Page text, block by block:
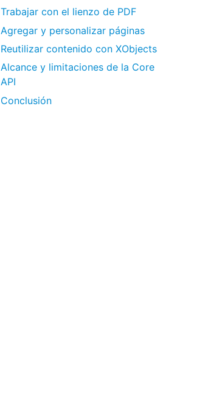
Trabajar con el lienzo de PDF
Agregar y personalizar páginas
Reutilizar contenido con XObjects
Alcance y limitaciones de la Core
API
Conclusión